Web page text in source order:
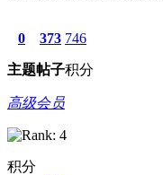
0
主题
373
帖子
746
积分
高级会员
积分